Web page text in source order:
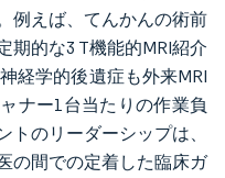
例えば、てんかんの術前
期的な3 T機能的MRI紹介
経学的後遺症も外来MRI
ナー1台当たりの作業負
のリーダーシップは、
の間での定着した臨床ガ